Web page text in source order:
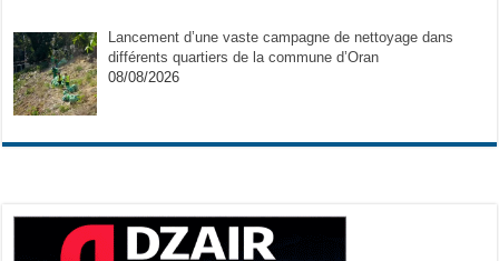
Lancement d’une vaste campagne de nettoyage dans
différents quartiers de la commune d’Oran
08/08/2026